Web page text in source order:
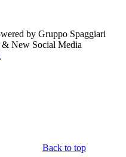
by Gruppo Spaggiari
New Social Media
Back to top